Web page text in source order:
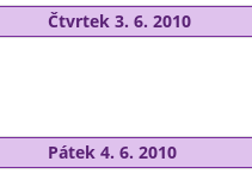
Čtvrtek 3. 6. 2010
Pátek 4. 6. 2010